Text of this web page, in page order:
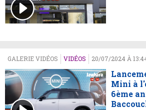
GALERIE VIDÉOS VIDÉOS 20/07/2024 À
Mini à
6ème